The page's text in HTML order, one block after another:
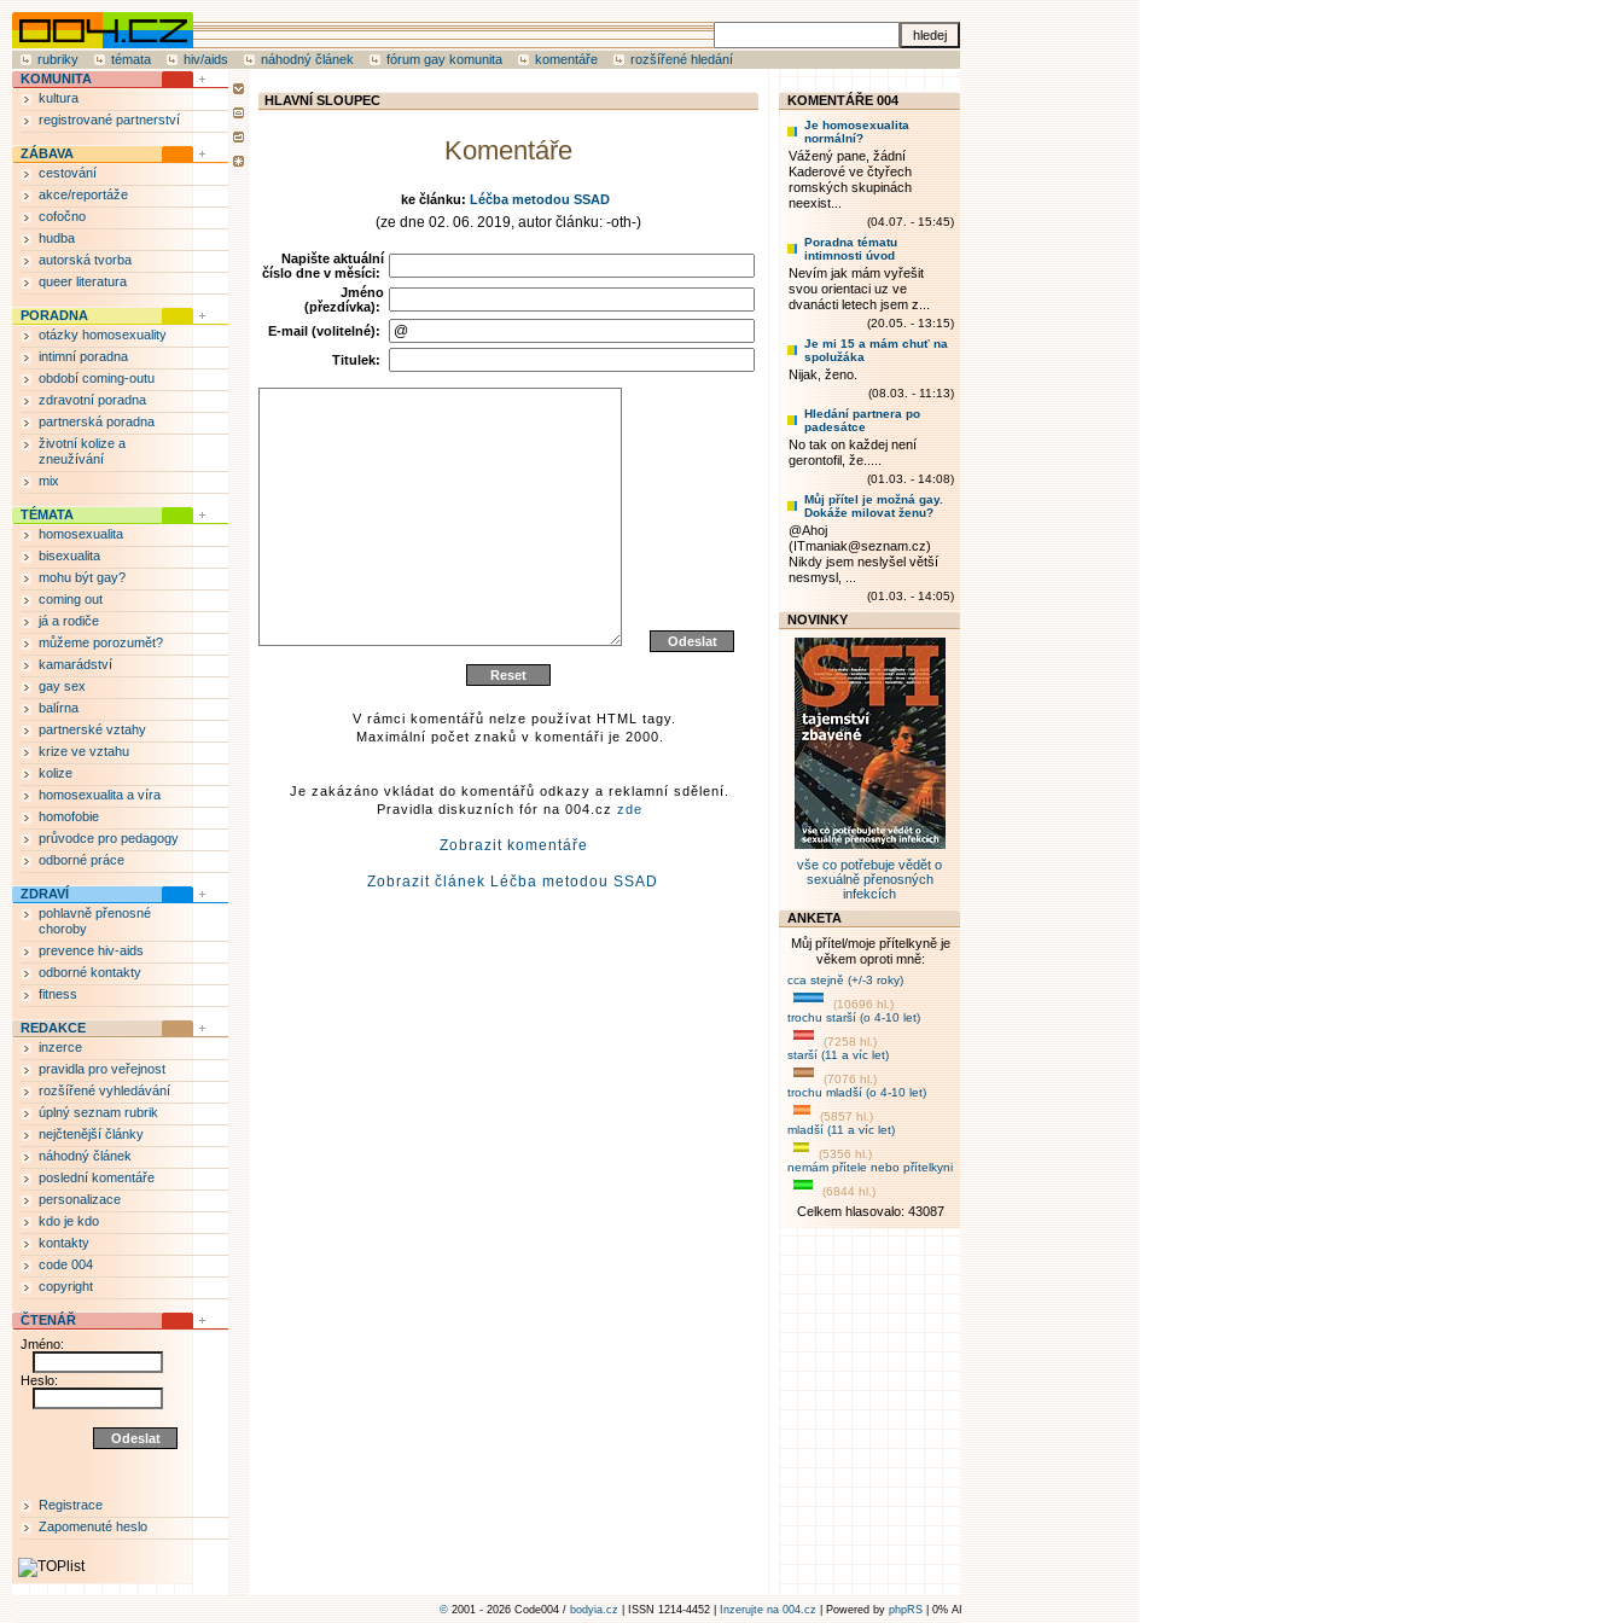
rubriky témata hiv/aids náhodný článek fórum gay komunita komentáře rozšířené hledání
HLAVNÍ SLOUPEC
Komentáře
ke článku: Léčba metodou SSAD
(ze dne 02. 06. 2019, autor článku: -oth-)
Napište aktuální
číslo dne v měsíci:
Jméno
(přezdívka):
E-mail (volitelné):
Titulek:
V rámci komentářů nelze používat HTML tagy.
Maximální počet znaků v komentáři je 2000.
Je zakázáno vkládat do komentářů odkazy a reklamní sdělení.
Pravidla diskuzních fór na 004.cz zde
Zobrazit komentáře
Zobrazit článek Léčba metodou SSAD
KOMUNITA
kultura
registrované partnerství
ZÁBAVA
cestování
akce/reportáže
cofočno
hudba
autorská tvorba
queer literatura
PORADNA
otázky homosexuality
intimní poradna
období coming-outu
zdravotní poradna
partnerská poradna
životní kolize a
zneužívání
mix
TÉMATA
homosexualita
bisexualita
mohu být gay?
coming out
já a rodiče
můžeme porozumět?
kamarádství
gay sex
balírna
partnerské vztahy
krize ve vztahu
kolize
homosexualita a víra
homofobie
průvodce pro pedagogy
odborné práce
ZDRAVÍ
pohlavně přenosné
choroby
prevence hiv-aids
odborné kontakty
fitness
REDAKCE
inzerce
pravidla pro veřejnost
rozšířené vyhledávání
úplný seznam rubrik
nejčtenější články
náhodný článek
poslední komentáře
personalizace
kdo je kdo
kontakty
code 004
copyright
ČTENÁŘ
Jméno:
Heslo:
Registrace
Zapomenuté heslo
KOMENTÁŘE 004
Je homosexualita
normální?
Vážený pane, žádní
Kaderové ve čtyřech
romských skupinách
neexist...
(04.07. - 15:45)
Poradna tématu
intimnosti úvod
Nevím jak mám vyřešit
svou orientaci uz ve
dvanácti letech jsem z...
(20.05. - 13:15)
Je mi 15 a mám chuť na
spolužáka
Nijak, ženo.
(08.03. - 11:13)
Hledání partnera po
padesátce
No tak on každej není
gerontofil, že.....
(01.03. - 14:08)
Můj přítel je možná gay.
Dokáže milovat ženu?
@Ahoj
(ITmaniak@seznam.cz)
Nikdy jsem neslyšel větší
nesmysl, ...
(01.03. - 14:05)
NOVINKY
vše co potřebuje vědět o
sexuálně přenosných
infekcích
ANKETA
Můj přítel/moje přítelkyně je
věkem oproti mně:
cca stejně (+/-3 roky)
(10696 hl.)
trochu starší (o 4-10 let)
(7258 hl.)
starší (11 a víc let)
(7076 hl.)
trochu mladší (o 4-10 let)
(5857 hl.)
mladší (11 a víc let)
(5356 hl.)
nemám přítele nebo přítelkyni
(6844 hl.)
Celkem hlasovalo: 43087
© 2001 - 2026 Code004 / bodyia.cz | ISSN 1214-4452 | Inzerujte na 004.cz | Powered by phpRS | 0% AI